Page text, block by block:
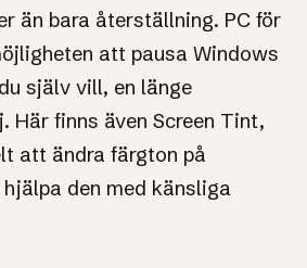
än bara återställning. PC för
att pausa Windows
själv vill, en länge
Här finns även Screen Tint,
att ändra färgton på
den med känsliga